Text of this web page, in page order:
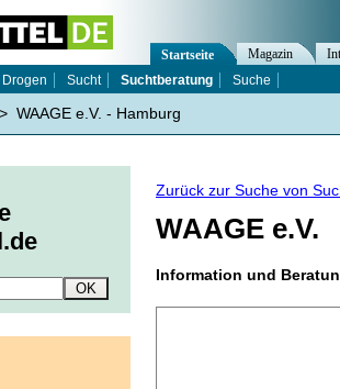
Zurück zur Suche von
WAAGE e.V.
Information und
Startseite Magazin
Drogen Sucht Suchtberatung Suche
> WAAGE e.V. - Hamburg